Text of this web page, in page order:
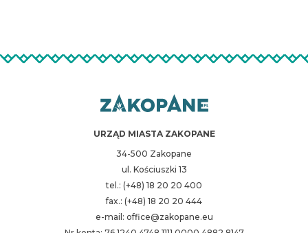
URZĄD MIASTA ZAKOPANE
34-500 Zakopane
ul. Kościuszki 13
tel.: (+48) 18 20 20 400
fax.: (+48) 18 20 20 444
e-mail: office@zakopane.eu